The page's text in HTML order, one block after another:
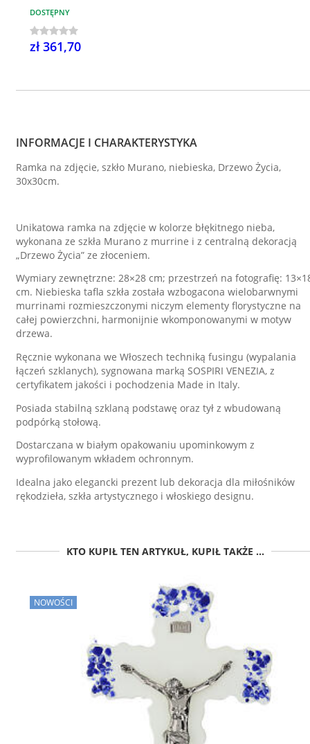
DOSTĘPNY
zł 361,70
INFORMACJE I CHARAKTERYSTYKA
Ramka na zdjęcie, szkło Murano, niebieska, Drzewo Życia,
30x30cm.
Unikatowa ramka na zdjęcie w kolorze błękitnego nieba,
wykonana ze szkła Murano z murrine i z centralną dekoracją
„Drzewo Życia” ze złoceniem.
Wymiary zewnętrzne: 28×28 cm; przestrzeń na fotografię:
cm. Niebieska tafla szkła została wzbogacona wielobarwnymi
murrinami rozmieszczonymi niczym elementy florystyczne na
całej powierzchni, harmonijnie wkomponowanymi w motyw
drzewa.
Ręcznie wykonana we Włoszech techniką fusingu (wypalania
łączeń szklanych), sygnowana marką SOSPIRI VENEZIA, z
certyfikatem jakości i pochodzenia Made in Italy.
Posiada stabilną szklaną podstawę oraz tył z wbudowaną
podpórką stołową.
Dostarczana w białym opakowaniu upominkowym z
wyprofilowanym wkładem ochronnym.
Idealna jako elegancki prezent lub dekoracja dla miłośników
rękodzieła, szkła artystycznego i włoskiego designu.
KTO KUPIŁ TEN ARTYKUŁ, KUPIŁ TAKŻE ...
NOWOŚCI